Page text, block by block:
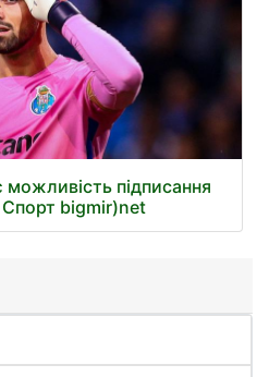
підписання
Спорт bigmir)net